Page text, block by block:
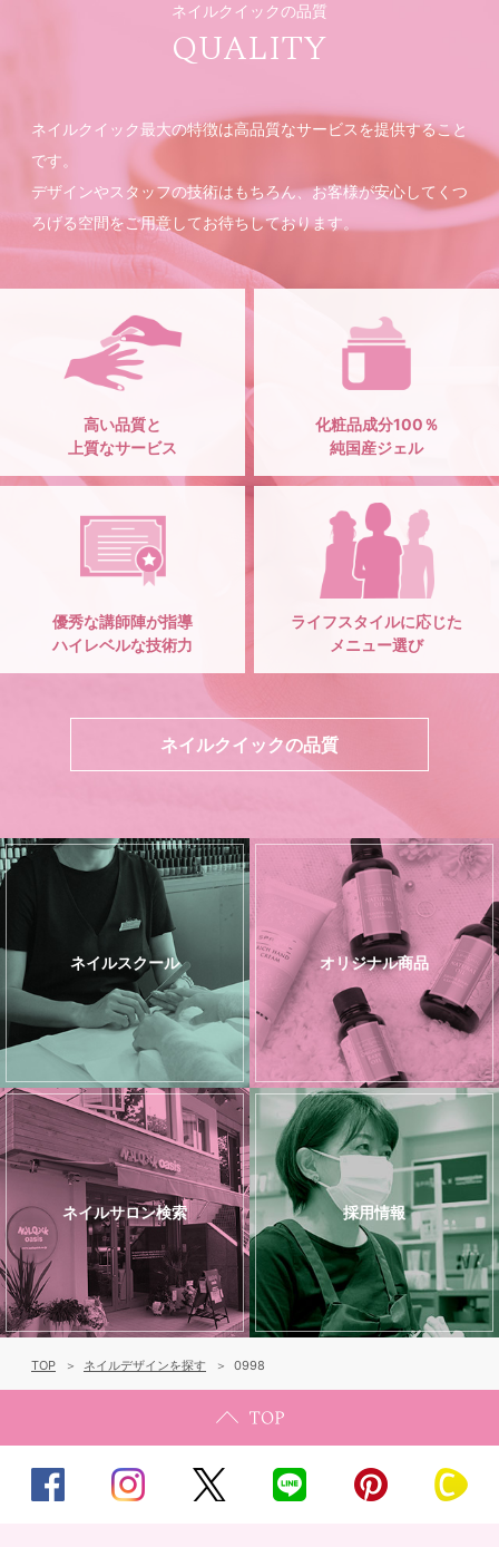
ネイルクイックの品質
QUALITY
ネイルクイック最大の特徴は高品質なサービスを提供すること
です。
デザインやスタッフの技術はもちろん、お客様が安心してくつ
ろげる空間をご用意してお待ちしております。
高い品質と
上質なサービス
化粧品成分100％
純国産ジェル
優秀な講師陣が指導
ハイレベルな技術力
ライフスタイルに応じた
メニュー選び
ネイルクイックの品質
ネイルスクール オリジナル商品
ネイルサロン検索 採用情報
TOP ネイルデザインを探す 0998